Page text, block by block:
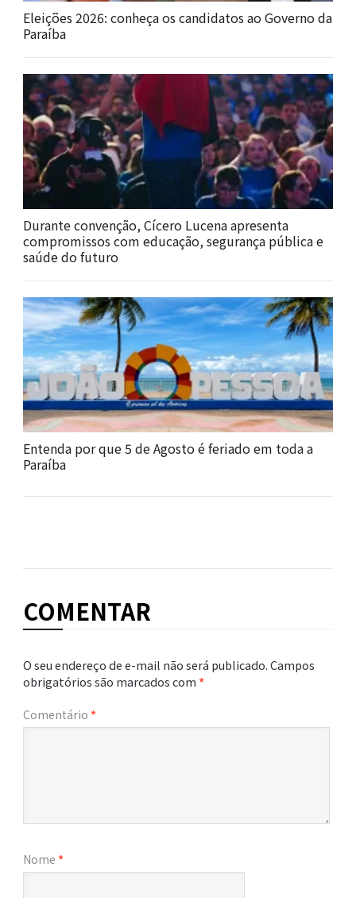
Eleições 2026: conheça os candidatos ao Governo da
Paraíba
Durante convenção, Cícero Lucena apresenta
compromissos com educação, segurança pública e
saúde do futuro
Entenda por que 5 de Agosto é feriado em toda a
Paraíba
COMENTAR
O seu endereço de e-mail não será publicado.Campos
obrigatórios são marcados com*
Comentário *
Nome *